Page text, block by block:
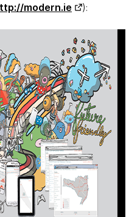
modern.ie ):